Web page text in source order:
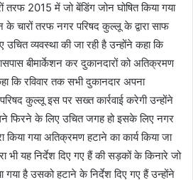
तरफ 2015 में जो बेंडिंग जोन घोषित किया गया
के चारों तरफ नगर परिषद कुल्लू के द्वारा साफ
व्यवस्था की जा रही है उन्होंने कहा कि
बीमार्केशन कर दुकानदारों को अतिक्रमण
कि रविवार तक सभी दुकानदार अपना
कुल्लू इस पर सख्त कार्रवाई करेगी उन्होंने
फिरने के लिए उचित जगह हो इसके लिए नगर
किया गया अतिक्रमण हटाने का कार्य किया जा
भी यह निर्देश दिए गए हैं की सड़कों के किनारे जो
है उसको हटाने के निर्देश दिए गए हैं उन्होंने